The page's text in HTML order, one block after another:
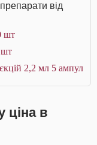
від
шт
шт
2,2 мл 5 ампул
ціна в